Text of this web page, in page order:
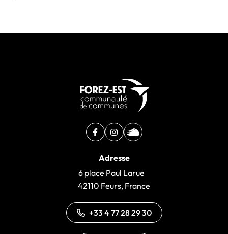
Facebook
(ouverture dans un nouvel onglet)
Instagram
(ouverture dans un nouvel
illiwap
(ouverture dans un nouvel
Adresse
6 place Paul Larue
42110 Feurs, France
+33 4 77 28 29 30